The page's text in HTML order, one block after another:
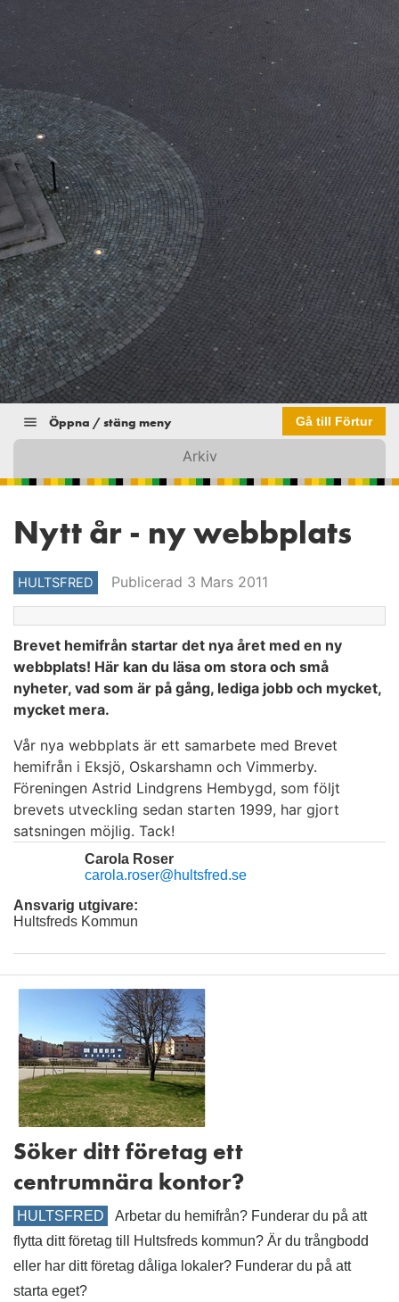
Öppna / stäng meny Gå till Förtur
Arkiv
Nytt år - ny webbplats
HULTSFRED Publicerad 3 Mars 2011
Brevet hemifrån startar det nya året med en ny
webbplats! Här kan du läsa om stora och små
nyheter, vad som är på gång, lediga jobb och mycket,
mycket mera.
Vår nya webbplats är ett samarbete med Brevet
hemifrån i Eksjö, Oskarshamn och Vimmerby.
Föreningen Astrid Lindgrens Hembygd, som följt
brevets utveckling sedan starten 1999, har gjort
satsningen möjlig. Tack!
Carola Roser
carola.roser@hultsfred.se
Ansvarig utgivare:
Hultsfreds Kommun
Söker ditt företag ett
centrumnära kontor?
HULTSFRED
Arbetar du hemifrån? Funderar du på att
flytta ditt företag till Hultsfreds kommun? Är du trångbodd
eller har ditt företag dåliga lokaler? Funderar du på att
starta eget?